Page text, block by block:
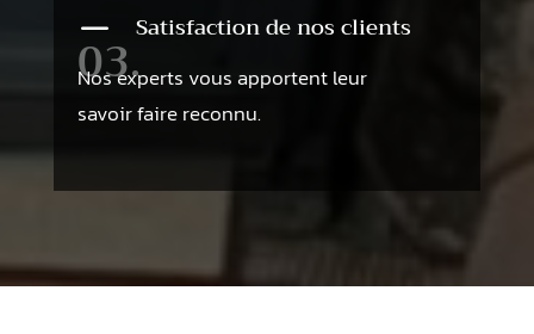
03.
K Satisfaction de nos clients
Nos experts vous apportent leur
savoir faire reconnu.